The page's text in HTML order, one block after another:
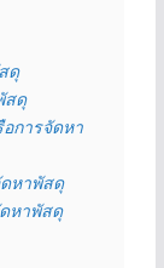
ดุ
สดุ
การจัดหา
หาพัสดุ
หาพัสดุ